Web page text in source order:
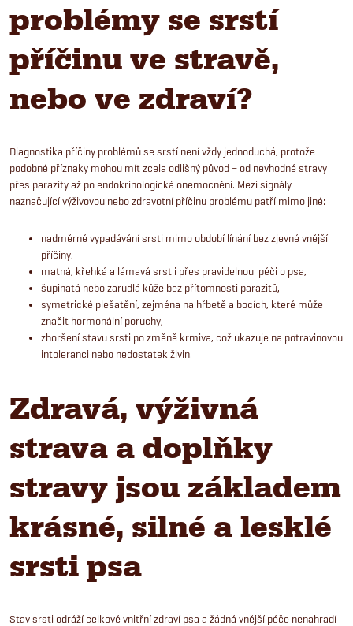
problémy se srstí
příčinu ve stravě,
nebo ve zdraví?
Diagnostika příčiny problémů se srstí není vždy jednoduchá, protože
podobné příznaky mohou mít zcela odlišný původ – od nevhodné stravy
přes parazity až po endokrinologická onemocnění. Mezi signály
naznačující výživovou nebo zdravotní příčinu problému patří mimo jiné:
nadměrné vypadávání srsti mimo období línání bez zjevné vnější
příčiny,
matná, křehká a lámavá srst i přes pravidelnou péči o psa,
šupinatá nebo zarudlá kůže bez přítomnosti parazitů,
symetrické plešatění, zejména na hřbetě a bocích, které může
značit hormonální poruchy,
zhoršení stavu srsti po změně krmiva, což ukazuje na potravinovou
intoleranci nebo nedostatek živin.
Zdravá, výživná
strava a doplňky
stravy jsou základem
krásné, silné a lesklé
srsti psa
Stav srsti odráží celkové vnitřní zdraví psa a žádná vnější péče nenahradí